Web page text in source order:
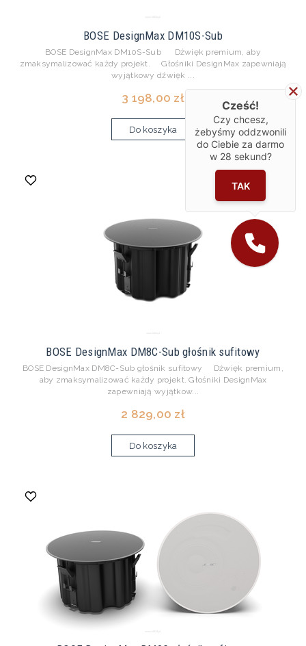
BOSE DesignMax DM10S-Sub
BOSE DesignMax DM10S-Sub Dźwięk premium, aby
zmaksymalizować każdy projekt. Głośniki DesignMax zapewniają
wyjątkowy dźwięk ...
3 198,00 zł
Do koszyka
BOSE DesignMax DM8C-Sub głośnik sufitowy
BOSE DesignMax DM8C-Sub głośnik sufitowy Dźwięk premium,
aby zmaksymalizować każdy projekt. Głośniki DesignMax
zapewniają wyjątkow...
2 829,00 zł
Do koszyka
Cześć!
Czy chcesz,
żebyśmy oddzwonili
do Ciebie za darmo
w 28 sekund?
TAK